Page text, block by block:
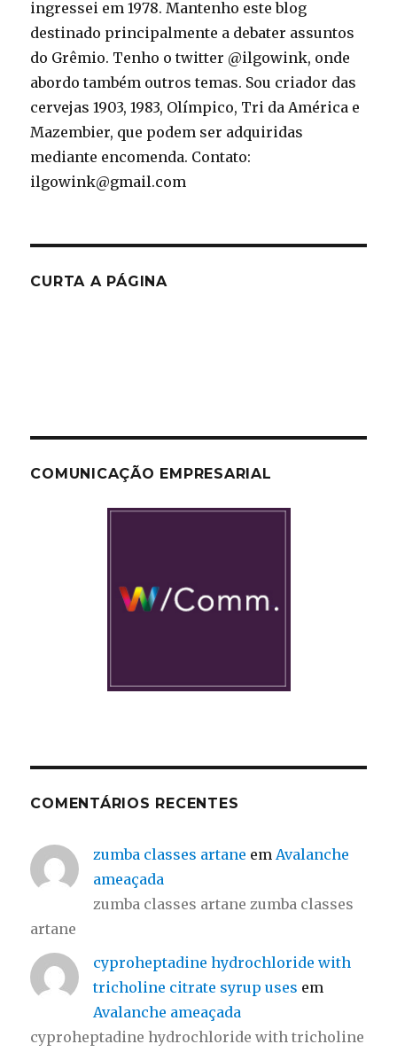
ingressei em 1978. Mantenho este blog
destinado principalmente a debater assuntos
do Grêmio. Tenho o twitter @ilgowink, onde
abordo também outros temas. Sou criador das
cervejas 1903, 1983, Olímpico, Tri da América e
Mazembier, que podem ser adquiridas
mediante encomenda. Contato:
ilgowink@gmail.com
CURTA A PÁGINA
COMUNICAÇÃO EMPRESARIAL
COMENTÁRIOS RECENTES
zumba classes artane em Avalanche
ameaçada
zumba classes artane zumba classes
artane
cyproheptadine hydrochloride with
tricholine citrate syrup uses em
Avalanche ameaçada
cyproheptadine hydrochloride with tricholine